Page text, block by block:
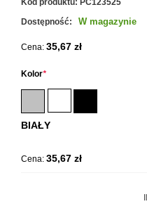
Kod produktu: PC123525
Dostępność:
W magazynie
Cena: 35,67 zł
*
Kolor
BIAŁY
Cena: 35,67 zł